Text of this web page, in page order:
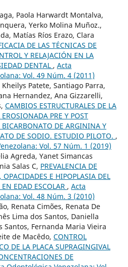
Paola Harwardt Montalva,
Yerko Molina Muñoz.,
Matías Ríos Erazo, Clara
DE LAS TÉCNICAS DE
Y RELAJACIÓN EN LA
DENTAL , Acta
Vol. 49 Núm. 4 (2011)
Patete, Santiago Parra,
Hernandez, Ana Gizzarelli,
CAMBIOS ESTRUCTURALES DE LA
PRE Y POST
DE ARGININA Y
DE SODIO. ESTUDIO PILOTO. ,
Vol. 57 Núm. 1 (2019)
Agreda, Yanet Simancas
Salas C, PREVALENCIA DE
OPACIDADES E HIPOPLASIA DEL
EDAD ESCOLAR , Acta
Vol. 48 Núm. 3 (2010)
Renata Cimões, Renata De
Lima dos Santos, Daniella
Santos, Fernanda Maria Vieira
de Macêdo, CONTROL
DE LA PLACA SUPRAGINGIVAL
DE